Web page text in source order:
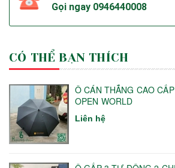
Gọi ngay 0946440008
CÓ THỂ BẠN THÍCH
Ô CÁN THẲNG CAO
OPEN WORLD
Liên hệ